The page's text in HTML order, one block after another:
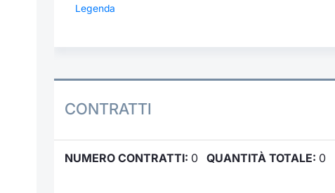
Legenda
CONTRATTI
NUMERO CONTRATTI: 0 QUANTITÀ TOTALE: 0